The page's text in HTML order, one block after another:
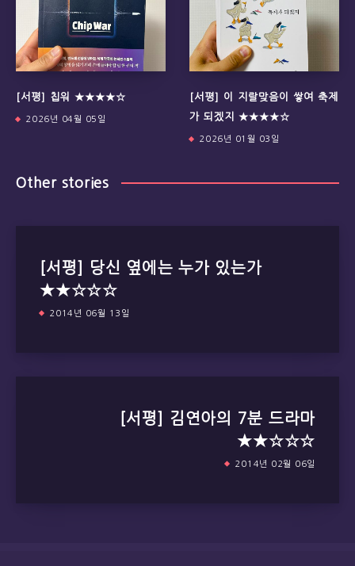
[서평] 칩워 ★★★★☆
2026년 04월 05일
[서평] 이 지랄맞음이 쌓여 축제
가 되겠지 ★★★★☆
2026년 01월 03일
Other stories
[서평] 당신 옆에는 누가 있는가
★★☆☆☆
2014년 06월 13일
[서평] 김연아의 7분 드라마
★★☆☆☆
2014년 02월 06일